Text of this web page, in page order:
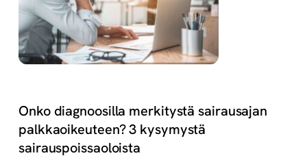
Onko diagnoosilla merkitystä sairausajan
palkkaoikeuteen? 3 kysymystä
sairauspoissaoloista